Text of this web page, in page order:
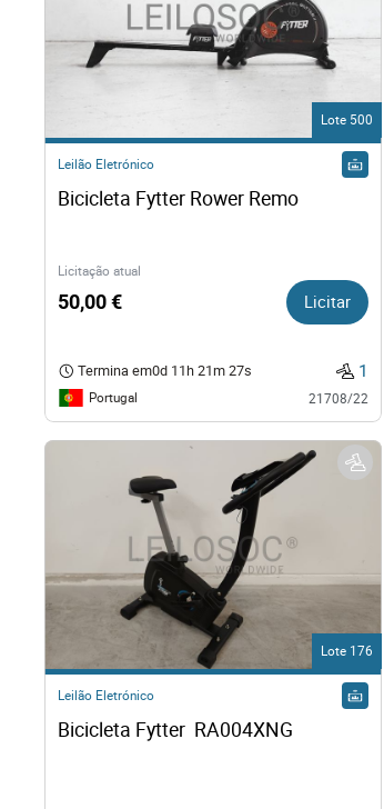
Lote 500
Leilão Eletrónico
Licitação atual
50,00 € Licitar
Termina em0d 11h 21m 26s 1
Portugal 21708/22
Lote 176
Leilão Eletrónico
Bicicleta Fytter  RA004XNG